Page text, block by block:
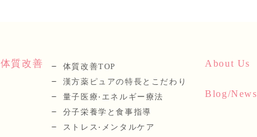
体質改善
体質改善TOP
漢⽅薬ピュアの特長とこだわり
量⼦医療‧エネルギー療法
分⼦栄養学と⾷事指導
ストレス‧メンタルケア
About Us
Blog/News